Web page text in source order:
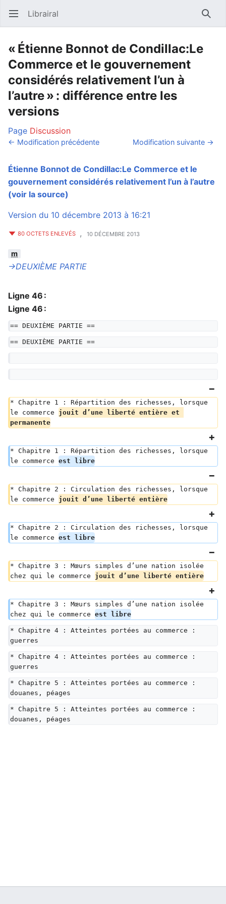
Ouvrir le menu principal Librairal
« Étienne Bonnot de Condillac:Le
Commerce et le gouvernement
considérés relativement l’un à
l’autre » : différence entre les
versions
Page Discussion
← Modification précédente Modification suivante →
Étienne Bonnot de Condillac:Le Commerce et le
gouvernement considérés relativement l’un à l’autre
(voir la source)
Version du 10 décembre 2013 à 16:21
80 OCTETS ENLEVÉS , 10 DÉCEMBRE 2013
m
→‎DEUXIÈME PARTIE
Ligne 46 :
Ligne 46 :
== DEUXIÈME PARTIE ==
== DEUXIÈME PARTIE ==
* Chapitre 1 : Répartition des richesses, lorsque
le commerce jouit d’une liberté entière et
permanente
* Chapitre 1 : Répartition des richesses, lorsque
le commerce est libre
* Chapitre 2 : Circulation des richesses, lorsque
le commerce jouit d’une liberté entière
* Chapitre 2 : Circulation des richesses, lorsque
le commerce est libre
* Chapitre 3 : Mœurs simples d’une nation isolée
chez qui le commerce jouit d’une liberté entière
* Chapitre 3 : Mœurs simples d’une nation isolée
chez qui le commerce est libre
* Chapitre 4 : Atteintes portées au commerce :
guerres
* Chapitre 4 : Atteintes portées au commerce :
guerres
* Chapitre 5 : Atteintes portées au commerce :
douanes, péages
* Chapitre 5 : Atteintes portées au commerce :
douanes, péages